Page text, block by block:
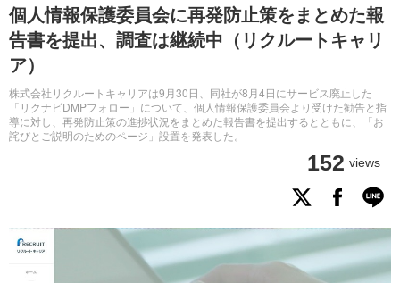
個人情報保護委員会に再発防止策をまとめた報
告書を提出、調査は継続中（リクルートキャリ
ア）
株式会社リクルートキャリアは9月30日、同社が8月4日にサービス廃止した
「リクナビDMPフォロー」について、個人情報保護委員会より受けた勧告と指
導に対し、再発防止策の進捗状況をまとめた報告書を提出するとともに、「お
詫びとご説明のためのページ」設置を発表した。
152 views